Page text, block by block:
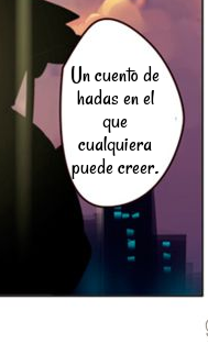
Un cuento de
hadas en el
que
cualquiera
puede creer.